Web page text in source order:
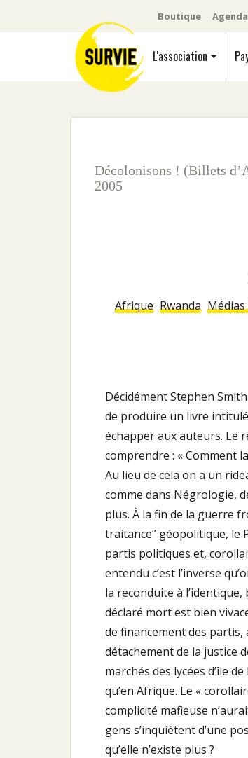
Boutique Agenda
L'association
Décolonisons ! (Billets
2005
Afrique Rwanda
Décidément Stephen
de produire un livre intitulé
échapper aux auteurs. Le
comprendre : « Comment
Au lieu de cela on a un
comme dans Négrologie,
plus. À la fin de la guerre
traitance” géopolitique, le
partis politiques et,
entendu c’est l’inverse
la reconduite à
déclaré mort est bien
de financement des partis,
détachement de la justice
marchés des lycées d’île
qu’en Afrique. Le «
complicité mafieuse
gens s’inquiètent d’une
qu’elle n’existe plus ?